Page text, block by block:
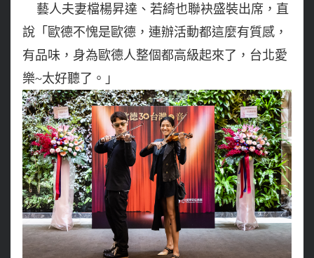
藝人夫妻檔楊昇達、若綺也聯袂盛裝出席，直
說「歐德不愧是歐德，連辦活動都這麼有質感，
有品味，身為歐德人整個都高級起來了，台北愛
樂~太好聽了。」